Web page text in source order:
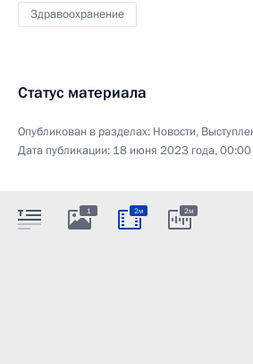
Здравоохранение
Статус материала
Опубликован в разделах: Новости,
Дата публикации: 18 июня 2023 года, 00:00
1 2м 2м